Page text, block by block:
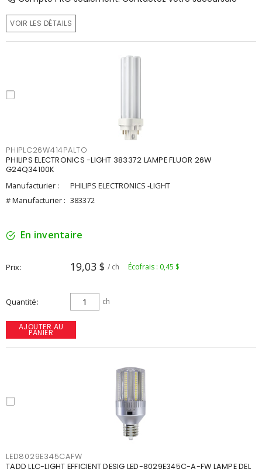
VOIR LES DÉTAILS
PHIPLC26W414PALTO
PHILIPS ELECTRONICS -LIGHT 383372 LAMPE FLUOR 26W
G24Q34100K
Manufacturier :
PHILIPS ELECTRONICS -LIGHT
# Manufacturier : 383372
En inventaire
Prix 19,03 $ / ch Écofrais : 0,45 $
Quantité ch
AJOUTER AU
PANIER
LED8029E345CAFW
TADD LLC-LIGHT EFFICIENT DESIG LED-8029E345C-A-FW LAMPE DEL